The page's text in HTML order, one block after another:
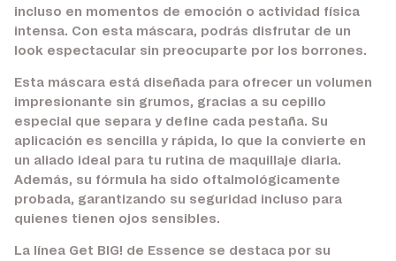
incluso en momentos de emoción o actividad física
intensa. Con esta máscara, podrás disfrutar de un
look espectacular sin preocuparte por los borrones.
Esta máscara está diseñada para ofrecer un volumen
impresionante sin grumos, gracias a su cepillo
especial que separa y define cada pestaña. Su
aplicación es sencilla y rápida, lo que la convierte en
un aliado ideal para tu rutina de maquillaje diaria.
Además, su fórmula ha sido oftalmológicamente
probada, garantizando su seguridad incluso para
quienes tienen ojos sensibles.
La línea Get BIG! de Essence se destaca por su